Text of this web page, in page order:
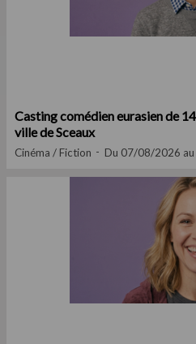
Casting comédien eurasien de
ville de Sceaux
Cinéma / Fiction Du 07/08/2026